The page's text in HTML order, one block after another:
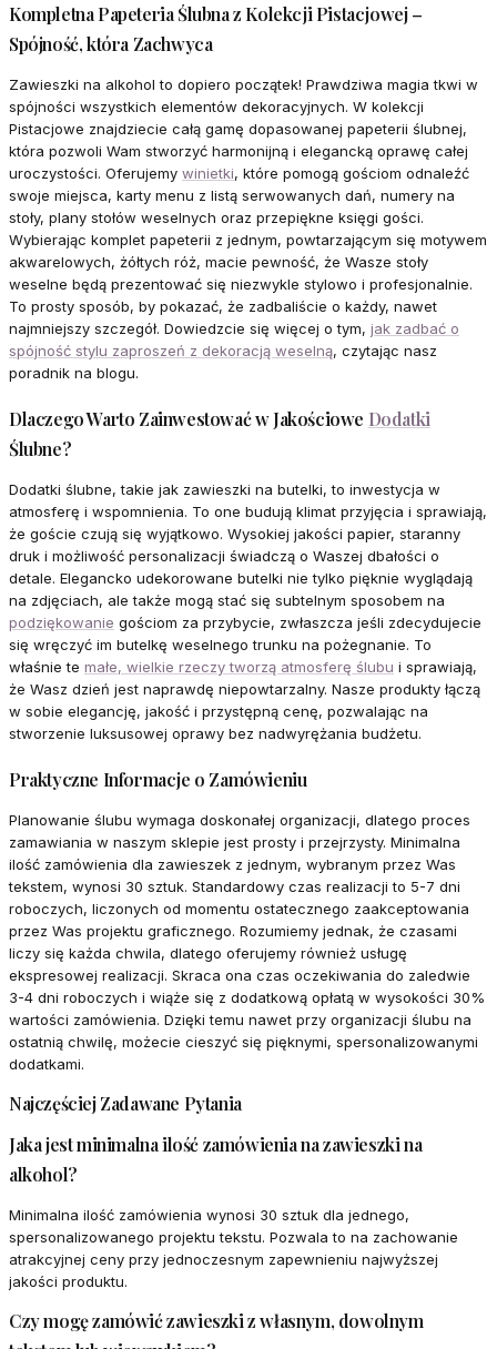
Kompletna Papeteria Ślubna z Kolekcji Pistacjowej –
Spójność, która Zachwyca
Zawieszki na alkohol to dopiero początek! Prawdziwa magia tkwi w
spójności wszystkich elementów dekoracyjnych. W kolekcji
Pistacjowe znajdziecie całą gamę dopasowanej papeterii ślubnej,
która pozwoli Wam stworzyć harmonijną i elegancką oprawę całej
uroczystości. Oferujemy winietki, które pomogą gościom odnaleźć
swoje miejsca, karty menu z listą serwowanych dań, numery na
stoły, plany stołów weselnych oraz przepiękne księgi gości.
Wybierając komplet papeterii z jednym, powtarzającym się motywem
akwarelowych, żółtych róż, macie pewność, że Wasze stoły
weselne będą prezentować się niezwykle stylowo i profesjonalnie.
To prosty sposób, by pokazać, że zadbaliście o każdy, nawet
najmniejszy szczegół. Dowiedzcie się więcej o tym, jak zadbać o
spójność stylu zaproszeń z dekoracją weselną, czytając nasz
poradnik na blogu.
Dlaczego Warto Zainwestować w Jakościowe Dodatki
Ślubne?
Dodatki ślubne, takie jak zawieszki na butelki, to inwestycja w
atmosferę i wspomnienia. To one budują klimat przyjęcia i sprawiają,
że goście czują się wyjątkowo. Wysokiej jakości papier, staranny
druk i możliwość personalizacji świadczą o Waszej dbałości o
detale. Elegancko udekorowane butelki nie tylko pięknie wyglądają
na zdjęciach, ale także mogą stać się subtelnym sposobem na
podziękowanie gościom za przybycie, zwłaszcza jeśli zdecydujecie
się wręczyć im butelkę weselnego trunku na pożegnanie. To
właśnie te małe, wielkie rzeczy tworzą atmosferę ślubu i sprawiają,
że Wasz dzień jest naprawdę niepowtarzalny. Nasze produkty łączą
w sobie elegancję, jakość i przystępną cenę, pozwalając na
stworzenie luksusowej oprawy bez nadwyrężania budżetu.
Praktyczne Informacje o Zamówieniu
Planowanie ślubu wymaga doskonałej organizacji, dlatego proces
zamawiania w naszym sklepie jest prosty i przejrzysty. Minimalna
ilość zamówienia dla zawieszek z jednym, wybranym przez Was
tekstem, wynosi 30 sztuk. Standardowy czas realizacji to 5-7 dni
roboczych, liczonych od momentu ostatecznego zaakceptowania
przez Was projektu graficznego. Rozumiemy jednak, że czasami
liczy się każda chwila, dlatego oferujemy również usługę
ekspresowej realizacji. Skraca ona czas oczekiwania do zaledwie
3-4 dni roboczych i wiąże się z dodatkową opłatą w wysokości 30%
wartości zamówienia. Dzięki temu nawet przy organizacji ślubu na
ostatnią chwilę, możecie cieszyć się pięknymi, spersonalizowanymi
dodatkami.
Najczęściej Zadawane Pytania
Jaka jest minimalna ilość zamówienia na zawieszki na
alkohol?
Minimalna ilość zamówienia wynosi 30 sztuk dla jednego,
spersonalizowanego projektu tekstu. Pozwala to na zachowanie
atrakcyjnej ceny przy jednoczesnym zapewnieniu najwyższej
jakości produktu.
Czy mogę zamówić zawieszki z własnym, dowolnym